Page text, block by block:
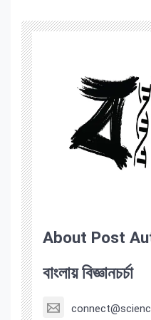
About Post
বাংলায় বিজ্ঞানচর্চা